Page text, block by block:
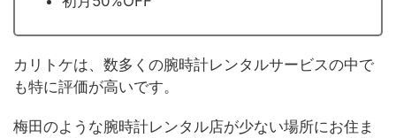
カリトケは、数多くの腕時計レンタルサービスの中で
も特に評価が高いです。
梅田のような腕時計レンタル店が少ない場所にお住ま